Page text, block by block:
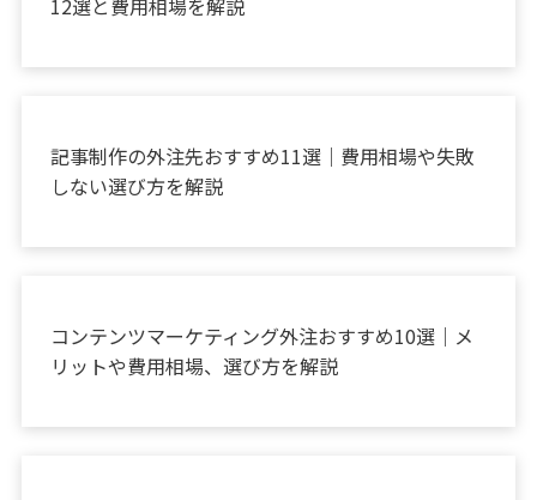
12選と費用相場を解説
記事制作の外注先おすすめ11選｜費用相場や失敗
しない選び方を解説
コンテンツマーケティング外注おすすめ10選｜メ
リットや費用相場、選び方を解説